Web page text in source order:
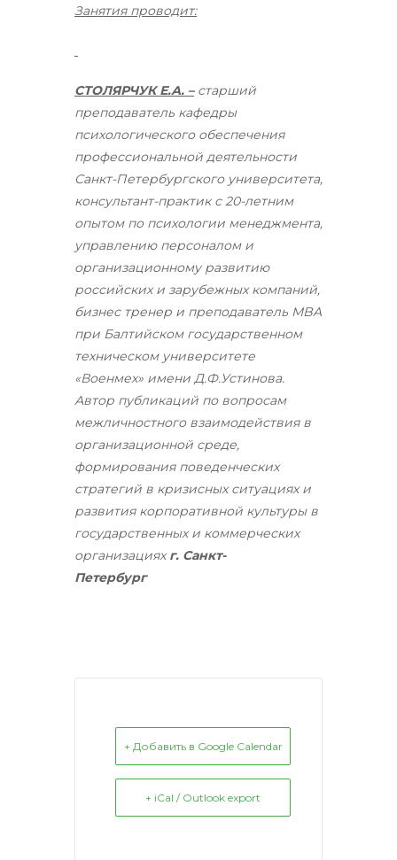
Занятия проводит:
СТОЛЯРЧУК Е.А. – старший
преподаватель кафедры
психологического обеспечения
профессиональной деятельности
Санкт-Петербургского университета,
консультант-практик с 20-летним
опытом по психологии менеджмента,
управлению персоналом и
организационному развитию
российских и зарубежных компаний,
бизнес тренер и преподаватель MBA
при Балтийском государственном
техническом университете
«Военмех» имени Д.Ф.Устинова.
Автор публикаций по вопросам
межличностного взаимодействия в
организационной среде,
формирования поведенческих
стратегий в кризисных ситуациях и
развития корпоративной культуры в
государственных и коммерческих
организациях г. Санкт-
Петербург
+ Добавить в Google Calendar
+ iCal / Outlook export